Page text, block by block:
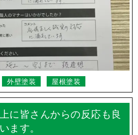
外壁塗装 屋根塗装
に皆さんからの反応も良
ます。